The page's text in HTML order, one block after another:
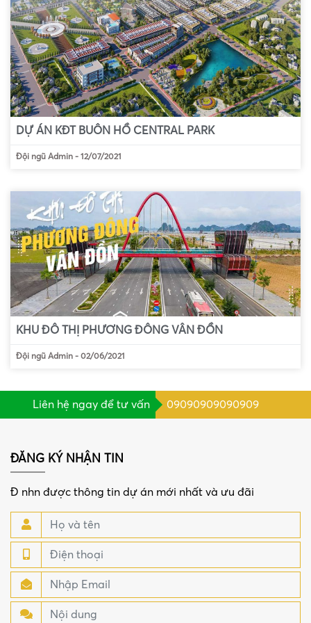
DỰ ÁN KĐT BUÔN HỒ CENTRAL PARK
Đội ngũ Admin - 12/07/2021
KHU ĐÔ THỊ PHƯƠNG ĐÔNG VÂN ĐỒN
Đội ngũ Admin - 02/06/2021
Liên hệ ngay để tư vấn 09090909090909
ĐĂNG KÝ NHẬN TIN
Đ nhn được thông tin dự án mới nhất và ưu đãi